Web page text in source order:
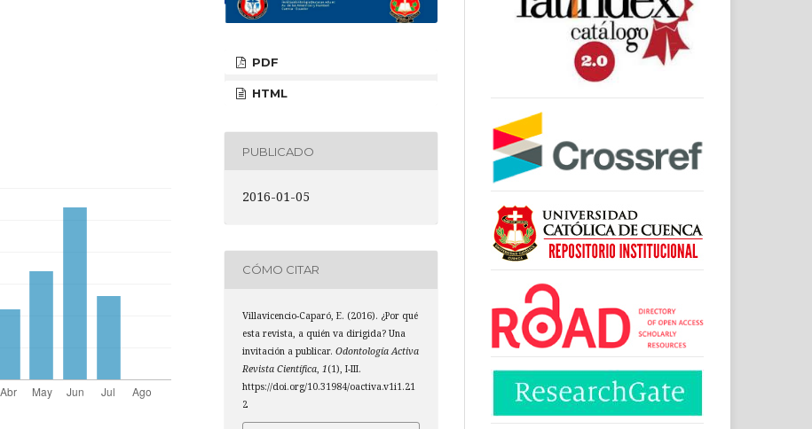
PDF
HTML
PUBLICADO
2016-01-05
CÓMO CITAR
Villavicencio-Caparó, E. (2016). ¿Por qué
esta revista, a quién va dirigida? Una
invitación a publicar.Odontología Activa
Revista Científica 1(1), I-III.
https://doi.org/10.31984/oactiva.v1i1.21
2